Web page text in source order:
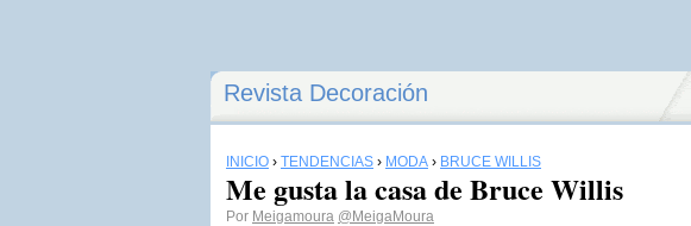
Revista Decoración
INICIO › TENDENCIAS › MODA › BRUCE WILLIS
Me gusta la casa de Bruce Willis
Por Meigamoura @MeigaMoura